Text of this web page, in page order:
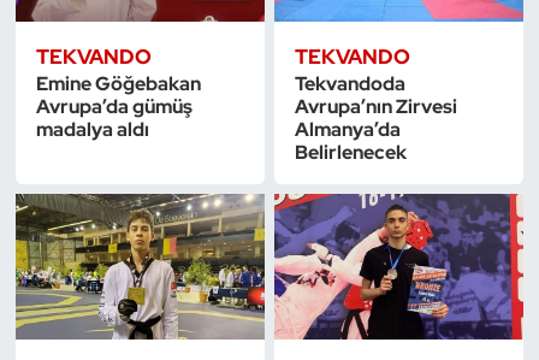
TEKVANDO
Emine Göğebakan
Avrupa’da gümüş
madalya aldı
TEKVANDO
Tekvandoda
Avrupa’nın Zirvesi
Almanya’da
Belirlenecek
Kempo
Kick Boks
Masa Tenisi
Modern Pentatlon